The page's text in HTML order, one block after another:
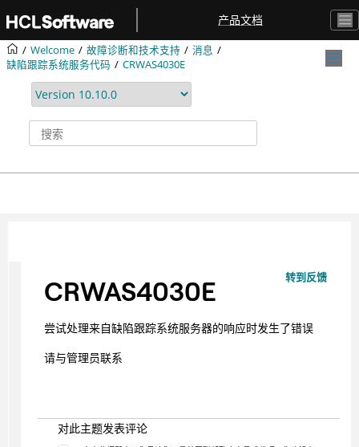
产品文档
Welcome 故障诊断和技术支持
消息
缺陷跟踪系统服务代码
CRWAS4030E
转到反馈
CRWAS4030E
尝试处理来自缺陷跟踪系统服务器的响应时发生了错误
请与管理员联系
对此主题发表评论